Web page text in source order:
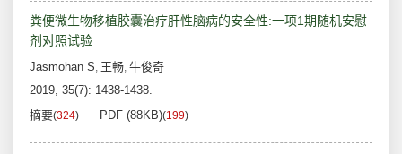
粪便微生物移植胶囊治疗肝性脑病的安全性:一项1期随机安慰
剂对照试验
Jasmohan S, 王畅, 牛俊奇
2019, 35(7): 1438-1438.
摘要(324) PDF (88KB)(199)